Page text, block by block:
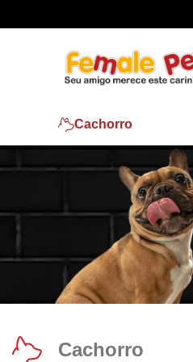
Cachorro
Cachorro